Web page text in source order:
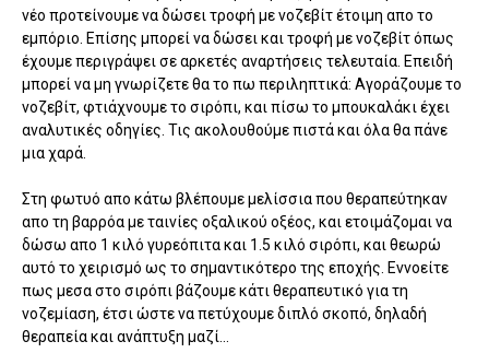
νέο προτείνουμε να δώσει τροφή με νοζεβίτ έτοιμη απο το
εμπόριο. Επίσης μπορεί να δώσει και τροφή με νοζεβίτ όπως
έχουμε περιγράψει σε αρκετές αναρτήσεις τελευταία. Επειδή
μπορεί να μη γνωρίζετε θα το πω περιληπτικά: Αγοράζουμε το
νοζεβίτ, φτιάχνουμε το σιρόπι, και πίσω το μπουκαλάκι έχει
αναλυτικές οδηγίες. Τις ακολουθούμε πιστά και όλα θα πάνε
μια χαρά.
Στη φωτυό απο κάτω βλέπουμε μελίσσια που θεραπεύτηκαν
απο τη βαρρόα με ταινίες οξαλικού οξέος, και ετοιμάζομαι να
δώσω απο 1 κιλό γυρεόπιτα και 1.5 κιλό σιρόπι, και θεωρώ
αυτό το χειρισμό ως το σημαντικότερο της εποχής. Εννοείτε
πως μεσα στο σιρόπι βάζουμε κάτι θεραπευτικό για τη
νοζεμίαση, έτσι ώστε να πετύχουμε διπλό σκοπό, δηλαδή
θεραπεία και ανάπτυξη μαζί...